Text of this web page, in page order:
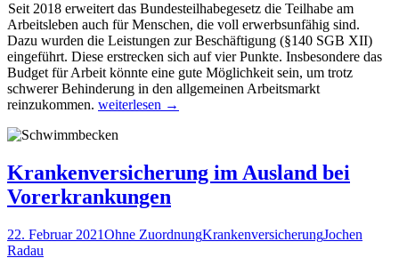
Seit 2018 erweitert das Bundesteilhabegesetz die Teilhabe am
Arbeitsleben auch für Menschen, die voll erwerbsunfähig sind.
Dazu wurden die Leistungen zur Beschäftigung (§140 SGB XII)
eingeführt. Diese erstrecken sich auf vier Punkte. Insbesondere das
Budget für Arbeit könnte eine gute Möglichkeit sein, um trotz
schwerer Behinderung in den allgemeinen Arbeitsmarkt
reinzukommen. Leistungen
Beschäftigung
voller
Erwerbsminderung
weiterlesen →
Krankenversicherung im Ausland bei
Vorerkrankungen
22. Februar 2021Ohne ZuordnungKrankenversicherungJochen
Radau